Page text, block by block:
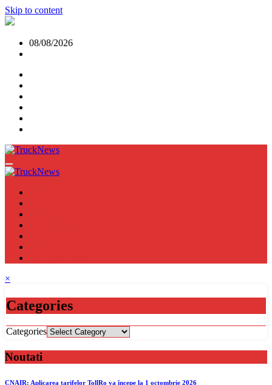
Skip to content
08/08/2026
×
Categories
Categories
Noutati
CNAIR: Aplicarea tarifelor TollRo va începe la 1 octombrie 2026